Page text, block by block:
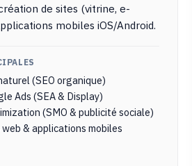
de sites (vitrine, e-
mobiles iOS/Android.
(SEO organique)
Ads (SEA & Display)
(SMO & publicité sociale)
& applications mobiles